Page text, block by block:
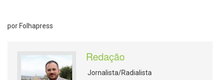
por Folhapress
Redação
Jornalista/Radialista